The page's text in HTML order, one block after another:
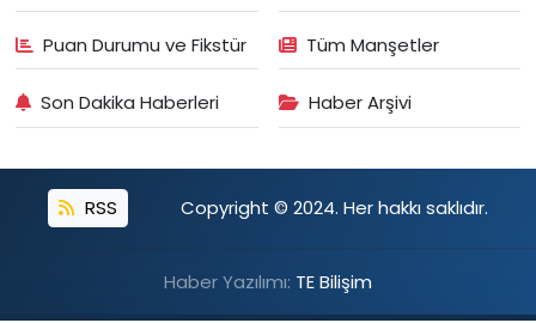
Puan Durumu ve Fikstür Tüm Manşetler
Son Dakika Haberleri Haber Arşivi
RSS Copyright © 2024. Her hakkı saklıdır.
Haber Yazılımı: TE Bilişim